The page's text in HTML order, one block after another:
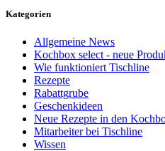
Kategorien
Allgemeine News
Kochbox select - neue
Wie funktioniert Tischline
Rezepte
Rabattgrube
Geschenkideen
Neue Rezepte in den
Mitarbeiter bei Tischline
Wissen